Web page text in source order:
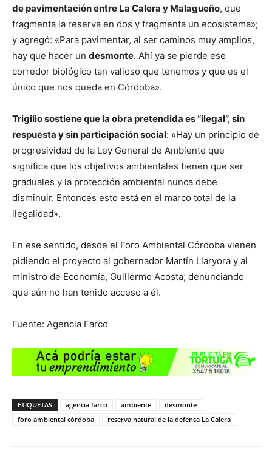
de pavimentación entre La Calera y Malagueño, que
fragmenta la reserva en dos y fragmenta un ecosistema»;
y agregó: «Para pavimentar, al ser caminos muy amplios,
hay que hacer un desmonte. Ahí ya se pierde ese
corredor biológico tan valioso que tenemos y que es el
único que nos queda en Córdoba».
Trigilio sostiene que la obra pretendida es “ilegal”, sin
respuesta y sin participación social: «Hay un principio de
progresividad de la Ley General de Ambiente que
significa que los objetivos ambientales tienen que ser
graduales y la protección ambiental nunca debe
disminuir. Entonces esto está en el marco total de la
ilegalidad».
En ese sentido, desde el Foro Ambiental Córdoba vienen
pidiendo el proyecto al gobernador Martín Llaryora y al
ministro de Economía, Guillermo Acosta; denunciando
que aún no han tenido acceso a él.
Fuente: Agencia Farco
ETIQUETAS agencia farco ambiente
desmonte
foro ambiental córdoba
reserva natural de la defensa La Calera